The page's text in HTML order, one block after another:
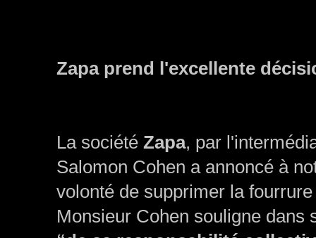
Zapa prend l'excellente
La société Zapa, par
Salomon Cohen a annoncé à
volonté de supprimer la
Monsieur Cohen souligne